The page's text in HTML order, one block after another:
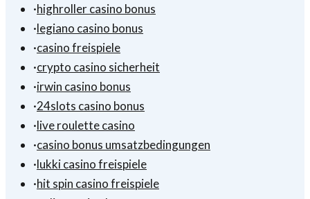
·highroller casino bonus
·legiano casino bonus
·casino freispiele
·crypto casino sicherheit
·irwin casino bonus
·24slots casino bonus
·live roulette casino
·casino bonus umsatzbedingungen
·lukki casino freispiele
·hit spin casino freispiele